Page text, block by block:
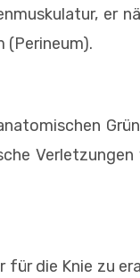
er
(Perineum).
für die Knie zu